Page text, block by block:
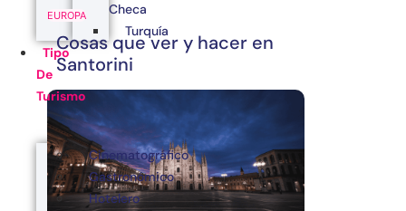
EUROPA
Cosas que ver y hacer en
Santorini
Checa
Turquía
Tipo
De
Turismo
Cinematográfico
Gastronómico
Hotelero